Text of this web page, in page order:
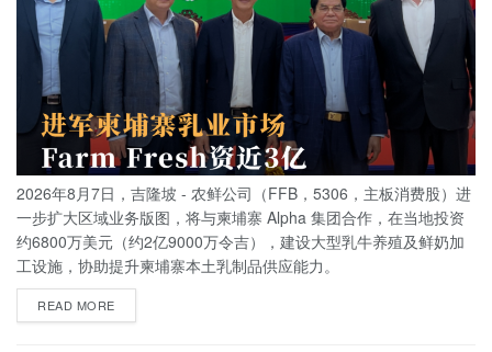
2026年8月7日，吉隆坡 - 农鲜公司（FFB，5306，主板消费股）进
一步扩大区域业务版图，将与柬埔寨 Alpha 集团合作，在当地投资
约6800万美元（约2亿9000万令吉），建设大型乳牛养殖及鲜奶加
工设施，协助提升柬埔寨本土乳制品供应能力。
READ MORE